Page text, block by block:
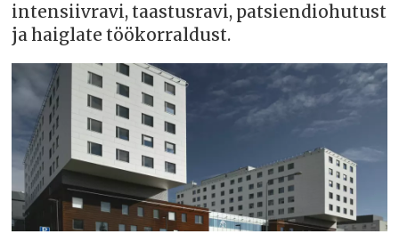
intensiivravi, taastusravi, patsiendiohutust
ja haiglate töökorraldust.